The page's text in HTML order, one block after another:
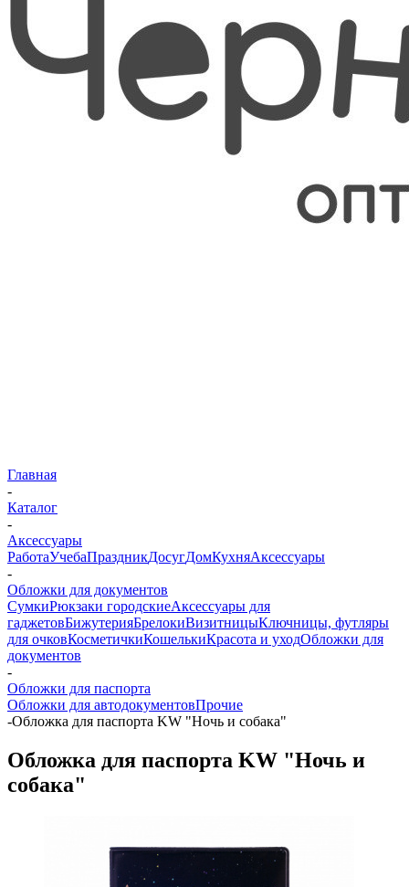
Главная
-
Каталог
-
Аксессуары
РаботаУчебаПраздникДосугДомКухняАксессуары
-
Обложки для документов
СумкиРюкзаки городскиеАксессуары для
гаджетовБижутерияБрелокиВизитницыКлючницы, футляры
для очковКосметичкиКошелькиКрасота и уходОбложки для
документов
-
Обложки для паспорта
Обложки для автодокументовПрочие
-Обложка для паспорта KW "Ночь и собака"
Обложка для паспорта KW "Ночь и
собака"